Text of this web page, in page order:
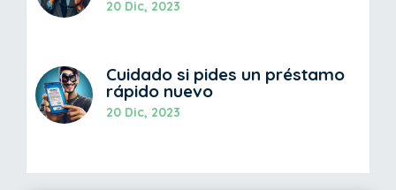
20 Dic, 2023
Cuidado si pides un préstamo
rápido nuevo
20 Dic, 2023